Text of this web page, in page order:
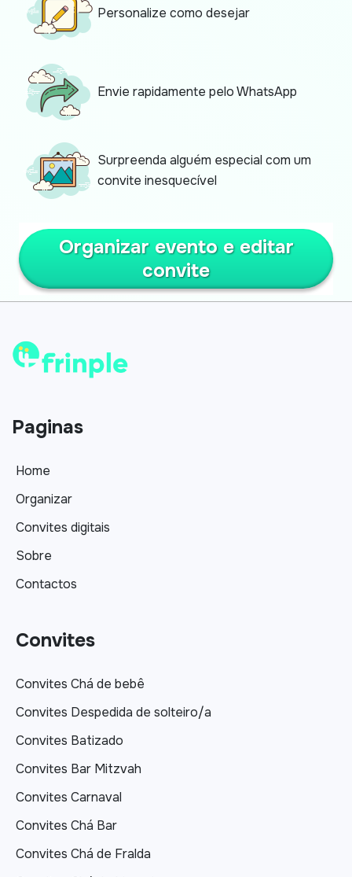
Personalize como desejar
Envie rapidamente pelo WhatsApp
Surpreenda alguém especial com um
convite inesquecível
Organizar evento e editar
convite
Paginas
Home
Organizar
Convites digitais
Sobre
Contactos
Convites
Convites Chá de bebê
Convites Despedida de solteiro/a
Convites Batizado
Convites Bar Mitzvah
Convites Carnaval
Convites Chá Bar
Convites Chá de Fralda